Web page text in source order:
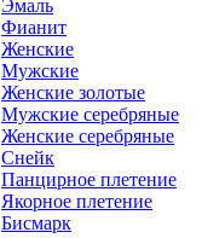
Эмаль
Фианит
Женские
Мужские
Женские золотые
Мужские серебряные
Женские серебряные
Снейк
Панцирное плетение
Якорное плетение
Бисмарк